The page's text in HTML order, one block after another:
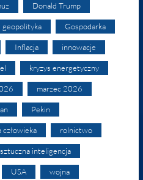
Donald Trump
geopolityka Gospodarka
Inflacja innowacje
kryzys energetyczny
marzec 2026
Pekin
człowieka rolnictwo
sztuczna inteligencja
USA wojna